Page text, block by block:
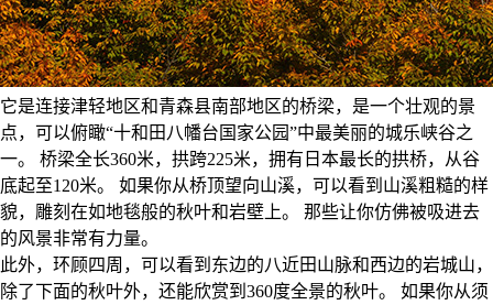
它是连接津轻地区和青森县南部地区的桥梁，是一个壮观的景
点，可以俯瞰“十和田八幡台国家公园”中最美丽的城乐峡谷之
一。 桥梁全长360米，拱跨225米，拥有日本最长的拱桥，从谷
底起至120米。 如果你从桥顶望向山溪，可以看到山溪粗糙的样
貌，雕刻在如地毯般的秋叶和岩壁上。 那些让你仿佛被吸进去
的风景非常有力量。
此外，环顾四周，可以看到东边的八近田山脉和西边的岩城山，
除了下面的秋叶外，还能欣赏到360度全景的秋叶。 如果你从须